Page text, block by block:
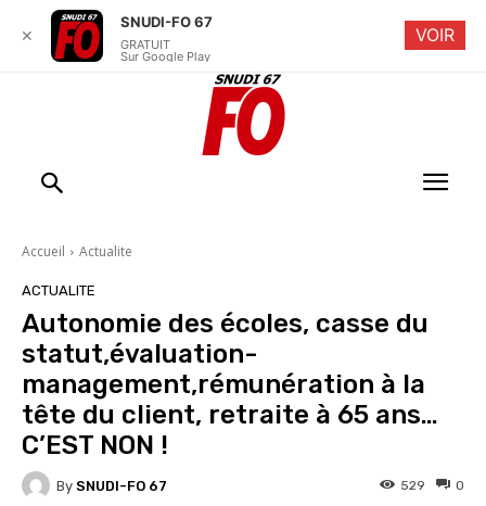
Accueil Actualite
ACTUALITE
Autonomie des écoles, casse du
statut,évaluation-
management,rémunération à la
tête du client, retraite à 65 ans…
C’EST NON !
By SNUDI-FO 67 0
529
✕
SNUDI-FO 67
GRATUIT
Sur Google Play
VOIR